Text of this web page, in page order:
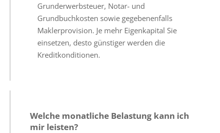
Grunderwerbsteuer, Notar- und
Grundbuchkosten sowie gegebenenfalls
Maklerprovision. Je mehr Eigenkapital Sie
einsetzen, desto günstiger werden die
Kreditkonditionen.
Welche monatliche Belastung kann ich
mir leisten?